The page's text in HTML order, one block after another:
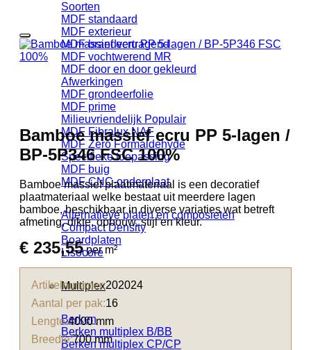
Soorten
MDF standaard
MDF exterieur
MDF brandvertragend
MDF vochtwerend MR
MDF door en door gekleurd
Afwerkingen
MDF grondeerfolie
MDF prime
Milieuvriendelijk
MDF Fibralux NAF
MDF Zero Formaldehyde
Specifieke toepassing
MDF buig
MDF CNC-onderplaat
Alternatieve platen en composieten
Compact Density
Boardplaten
Lisocore
Multiplex
Berken
Berken multiplex B/BB
Berken multiplex CP/CP
Bamboe massief ecru PP 5-lagen /
BP-5P346 FSC 100%
Bamboe massief plaatmateriaal is een decoratief
plaatmateriaal welke bestaat uit meerdere lagen
bamboe, beschikbaar in diverse variaties wat betreft
afmeting, dikte, opbouw, stijl en kleur.
€ 235,55per m²
Artikelnummer:202024
Aantal per pak:16
Lengte:4000 mm
Breedte:700 mm